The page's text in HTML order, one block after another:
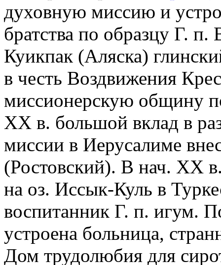
духовную миссию и
братства по образцу Г.
Куикпак (Аляска)
в честь Воздвижения
миссионерскую общину
XX в. большой вклад в
миссии в Иерусалиме
(Ростовский). В нач. XX
на оз. Иссык-Куль в
воспитанник Г. п. игум.
устроена больница,
Дом трудолюбия для